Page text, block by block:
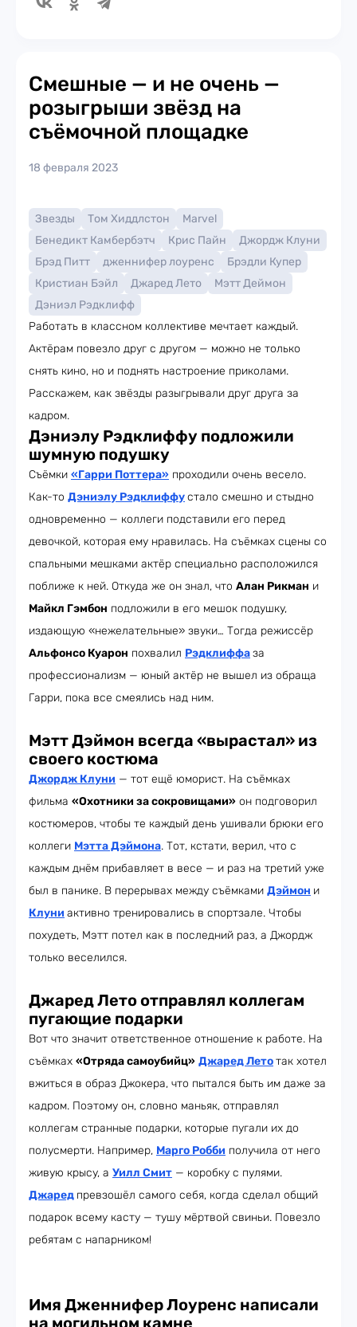
Смешные — и не очень —
розыгрыши звёзд на
съёмочной площадке
18 февраля 2023
Звезды Том Хиддлстон
Marvel
Бенедикт Камбербэтч
Крис Пайн
Джордж Клуни
Брэд Питт
дженнифер лоуренс
Брэдли Купер
Кристиан Бэйл
Джаред Лето
Мэтт Деймон
Дэниэл Рэдклифф
Работать в классном коллективе мечтает каждый.
Актёрам повезло друг с другом — можно не только
снять кино, но и поднять настроение приколами.
Расскажем, как звёзды разыгрывали друг друга за
кадром.
Дэниэлу Рэдклиффу подложили
шумную подушку
Съёмки «Гарри Поттера» проходили очень весело.
Как-то Дэниэлу Рэдклиффустало смешно и стыдно
одновременно — коллеги подставили его перед
девочкой, которая ему нравилась. На съёмках сцены со
спальными мешками актёр специально расположился
поближе к ней. Откуда же он знал, что Алан Рикман и
Майкл Гэмбон подложили в его мешок подушку,
издающую «нежелательные» звуки… Тогда режиссёр
Альфонсо Куарон похвалил Рэдклиффаза
профессионализм — юный актёр не вышел из обраща
Гарри, пока все смеялись над ним.
Мэтт Дэймон всегда «вырастал» из
своего костюма
Джордж Клуни — тот ещё юморист. На съёмках
фильма «Охотники за сокровищами» он подговорил
костюмеров, чтобы те каждый день ушивали брюки его
коллеги Мэтта Дэймона. Тот, кстати, верил, что с
каждым днём прибавляет в весе — и раз на третий уже
был в панике. В перерывах между съёмками Дэймон и
Клуни активно тренировались в спортзале. Чтобы
похудеть, Мэтт потел как в последний раз, а Джордж
только веселился.
Джаред Лето отправлял коллегам
пугающие подарки
Вот что значит ответственное отношение к работе. На
съёмках «Отряда самоубийц» Джаред Летотак хотел
вжиться в образ Джокера, что пытался быть им даже за
кадром. Поэтому он, словно маньяк, отправлял
коллегам странные подарки, которые пугали их до
полусмерти. Например, Марго Робби получила от него
живую крысу, а Уилл Смит — коробку с пулями.
Джаред превзошёл самого себя, когда сделал общий
подарок всему касту — тушу мёртвой свиньи. Повезло
ребятам с напарником!
Имя Дженнифер Лоуренс написали
на могильном камне